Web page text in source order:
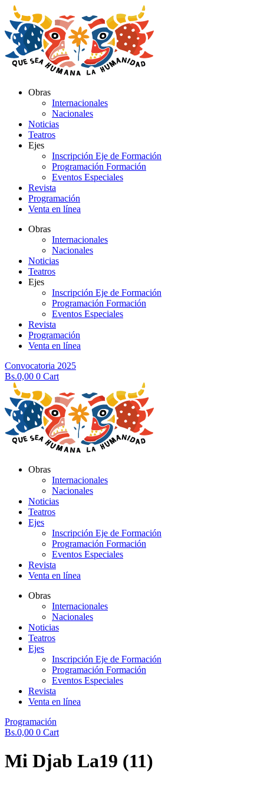
al
contenido
Obras
Internacionales
Nacionales
Noticias
Teatros
Ejes
Inscripción Eje de Formación
Programación Formación
Eventos Especiales
Revista
Programación
Venta en línea
Obras
Internacionales
Nacionales
Noticias
Teatros
Ejes
Inscripción Eje de Formación
Programación Formación
Eventos Especiales
Revista
Programación
Venta en línea
Convocatoria 2025
Bs.0,00 0 Cart
Obras
Internacionales
Nacionales
Noticias
Teatros
Ejes
Inscripción Eje de Formación
Programación Formación
Eventos Especiales
Revista
Venta en línea
Obras
Internacionales
Nacionales
Noticias
Teatros
Ejes
Inscripción Eje de Formación
Programación Formación
Eventos Especiales
Revista
Venta en línea
Programación
Bs.0,00 0 Cart
Mi Djab La19 (11)